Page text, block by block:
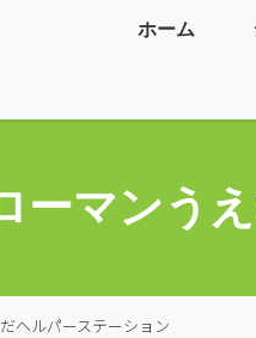
ホーム
ーマンう
ヘルパーステーション